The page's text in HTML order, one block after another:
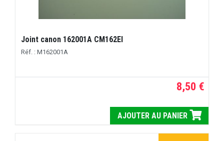
Joint canon 162001A CM162EI
Réf. : M162001A
8,50 €
AJOUTER AU PANIER